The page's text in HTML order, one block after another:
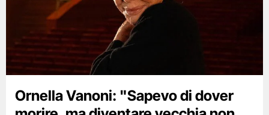
Ornella Vanoni: "Sapevo di dover